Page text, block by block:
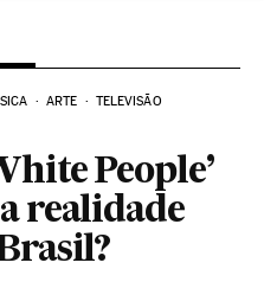
ARTE TELEVISÃO
People’
realidade